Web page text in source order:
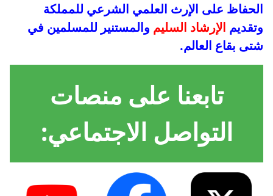
الحفاظ على الإرث العلمي الشرعي للمملكة
وتقديم الإرشاد السليم والمستنير للمسلمين في
شتى بقاع العالم.
تابعنا على منصات
التواصل الاجتماعي: